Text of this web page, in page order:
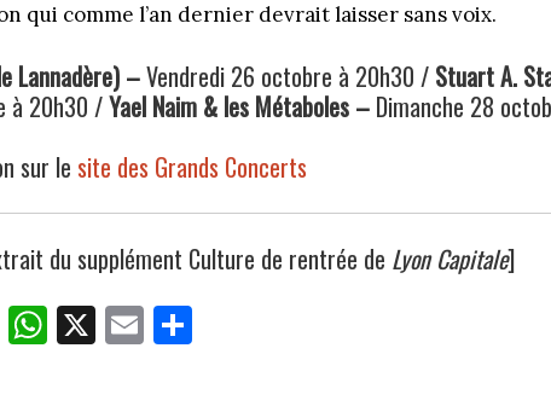
qui comme l’an dernier devrait laisser sans voix.
Lannadère) –Vendredi 26 octobre à 20h30 / Stuart A.
à 20h30 /Yael Naim & les Métaboles – Dimanche 28
sur le site des Grands Concerts
du supplément Culture de rentrée de Lyon Capitale]
Li
nk
W
ha
X E
m